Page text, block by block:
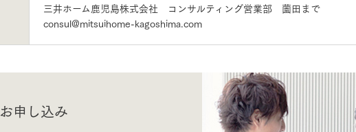
三井ホーム鹿児島株式会社 コンサルティング営業部 薗田まで
consul@mitsuihome-kagoshima.com
お申し込み